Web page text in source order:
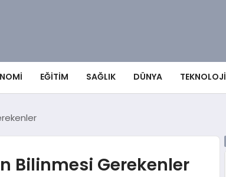
EĞITIM SAĞLIK DÜNYA TEKNOLOJI
Bilinmesi Gerekenler